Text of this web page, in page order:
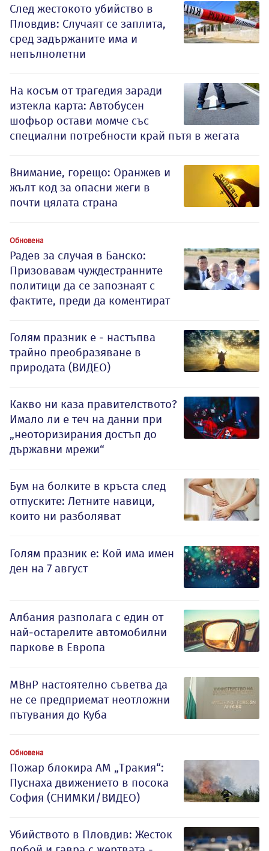
След жестокото убийство в
Пловдив: Случаят се заплита,
сред задържаните има и
непълнолетни
На косъм от трагедия заради
изтекла карта: Автобусен
шофьор остави момче със
специални потребности край пътя в жегата
Внимание, горещо: Оранжев и
жълт код за опасни жеги в
почти цялата страна
Обновена
Радев за случая в Банско:
Призовавам чуждестранните
политици да се запознаят с
фактите, преди да коментират
Голям празник е - настъпва
трайно преобразяване в
природата (ВИДЕО)
Какво ни каза правителството?
Имало ли е теч на данни при
„неоторизирания достъп до
държавни мрежи“
Бум на болките в кръста след
отпуските: Летните навици,
които ни разболяват
Голям празник е: Кой има имен
ден на 7 август
Албания разполага с един от
най-остарелите автомобилни
паркове в Европа
МВнР настоятелно съветва да
не се предприемат неотложни
пътувания до Куба
Обновена
Пожар блокира АМ „Тракия“:
Пуснаха движението в посока
София (СНИМКИ/ВИДЕО)
Убийството в Пловдив: Жесток